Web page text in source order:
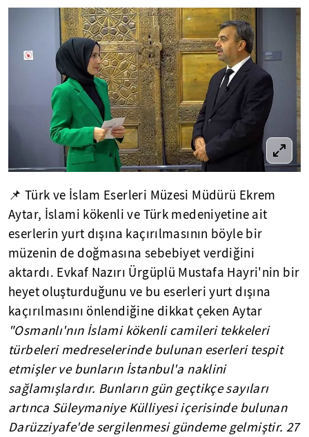
📌 Türk ve İslam Eserleri Müzesi Müdürü Ekrem
Aytar, İslami kökenli ve Türk medeniyetine ait
eserlerin yurt dışına kaçırılmasının böyle bir
müzenin de doğmasına sebebiyet verdiğini
aktardı. Evkaf Nazırı Ürgüplü Mustafa Hayri'nin bir
heyet oluşturduğunu ve bu eserleri yurt dışına
kaçırılmasını önlendiğine dikkat çeken Aytar
"Osmanlı'nın İslami kökenli camileri tekkeleri
türbeleri medreselerinde bulunan eserleri tespit
etmişler ve bunların İstanbul'a naklini
sağlamışlardır. Bunların gün geçtikçe sayıları
artınca Süleymaniye Külliyesi içerisinde bulunan
Darüzziyafe'de sergilenmesi gündeme gelmiştir. 27